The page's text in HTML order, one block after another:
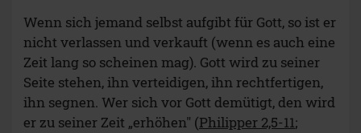
Wenn sich jemand selbst aufgibt für Gott, so ist er
nicht verlassen und verkauft (wenn es auch eine
Zeit lang so scheinen mag). Gott wird zu seiner
Seite stehen, ihn verteidigen, ihn rechtfertigen,
ihn segnen. Wer sich vor Gott demütigt, den wird
er zu seiner Zeit „erhöhen" (Philipper 2,5-11;